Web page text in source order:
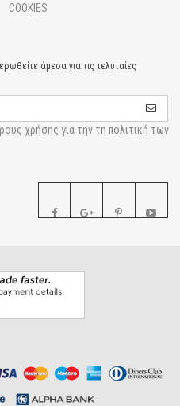
COOKIES
άμεσα για τις τελυταίες
χρήσης για την τη πολιτική των